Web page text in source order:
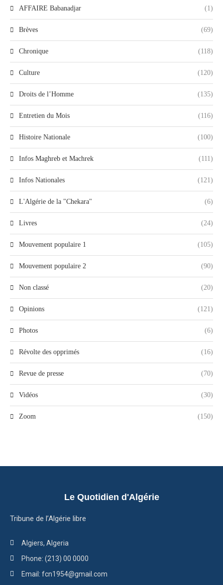
AFFAIRE Babanadjar (1)
Brèves (69)
Chronique (118)
Culture (120)
Droits de l’Homme (135)
Entretien du Mois (116)
Histoire Nationale (100)
Infos Maghreb et Machrek (111)
Infos Nationales (121)
L'Algérie de la "Chekara" (6)
Livres (24)
Mouvement populaire 1 (105)
Mouvement populaire 2 (90)
Non classé (20)
Opinions (121)
Photos (6)
Révolte des opprimés (16)
Revue de presse (70)
Vidéos (30)
Zoom (150)
Le Quotidien d'Algérie
Tribune de l’Algérie libre
Algiers, Algeria
Phone: (213) 00 0000
Email: fcn1954@gmail.com